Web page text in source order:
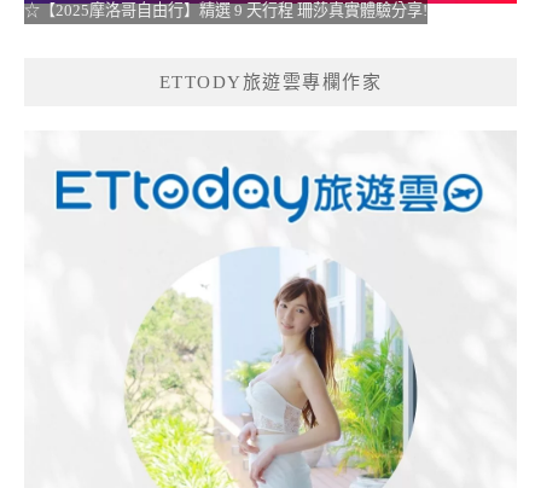
☆【2025摩洛哥自由行】精選 9 天行程 珊莎真實體驗分享!
ETTODY旅遊雲專欄作家